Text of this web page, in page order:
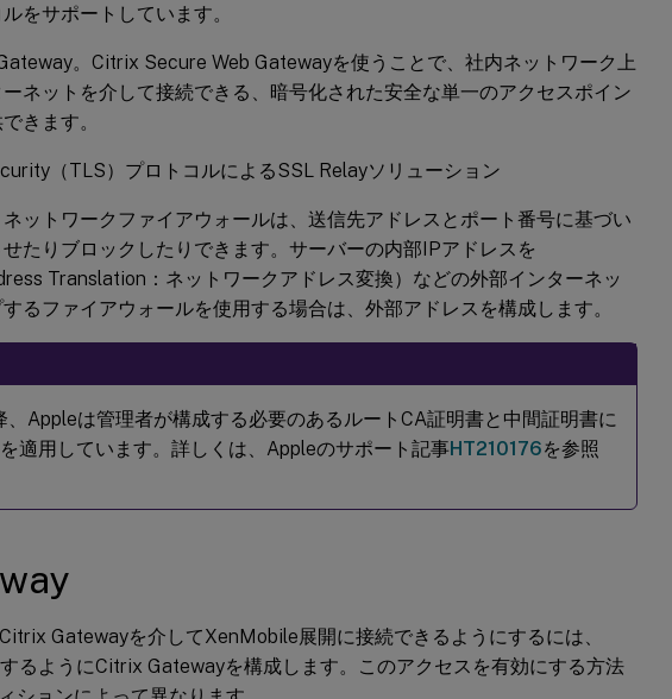
をサポートしています。
。Citrix Secure Web Gatewayを使うことで、社内ネットワーク上
ネットを介して接続できる、暗号化された安全な単一のアクセスポイン
きます。
（TLS）プロトコルによるSSL Relayソリューション
ットワークファイアウォールは、送信先アドレスとポート番号に基づい
たりブロックしたりできます。サーバーの内部IPアドレスを
Translation：ネットワークアドレス変換）などの外部インターネッ
るファイアウォールを使用する場合は、外部アドレスを構成します。
Appleは管理者が構成する必要のあるルートCA証明書と中間証明書に
適用しています。詳しくは、Appleのサポート記事HT210176を参照
Gatewayを介してXenMobile展開に接続できるようにするには、
るようにCitrix Gatewayを構成します。このアクセスを有効にする方法